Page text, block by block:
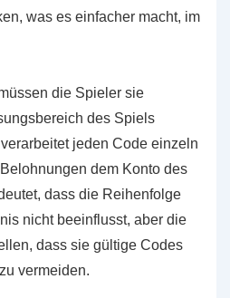
was es einfacher macht, im
die Spieler sie
des Spiels
jeden Code einzeln
dem Konto des
dass die Reihenfolge
nicht beeinflusst, aber die
dass sie gültige Codes
vermeiden.